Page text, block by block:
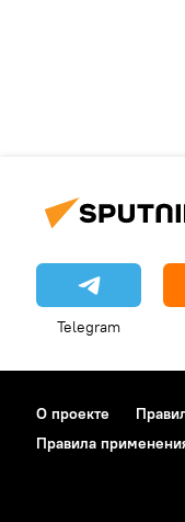
Telegram
О проекте
Правила